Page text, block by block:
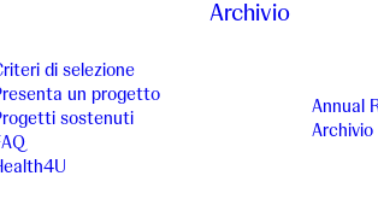
di selezione
un progetto
sostenuti
Archivio
Annual